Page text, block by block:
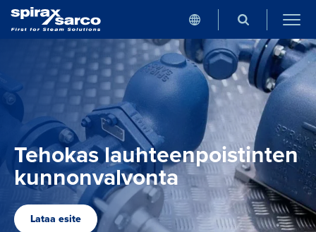
Tehokas lauhteenpoistinten
kunnonvalvonta
Lataa esite